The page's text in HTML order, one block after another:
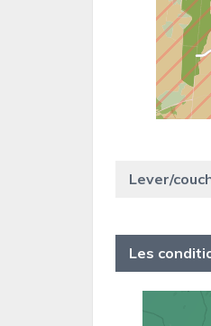
Lever/
Les